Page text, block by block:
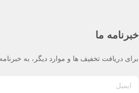
خبرنامه ما
برای دریافت تخفیف ها و موارد دیگر، به خبرنامه